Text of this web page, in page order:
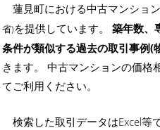
蓮見町における中古マンショ
省)を提供しています。 築年数、
条件が類似する過去の取引事例(
きます。 中古マンションの価格
てご利用ください。
検索した取引データはExcel等